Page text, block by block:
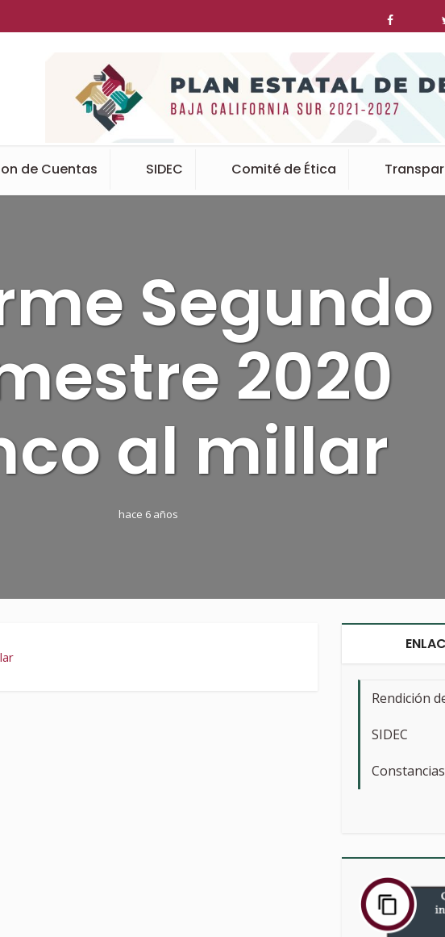
de Cuentas SIDEC Comité de Ética
Segundo
2020
al millar
hace 6 años
Rendición
SIDEC
Constancias